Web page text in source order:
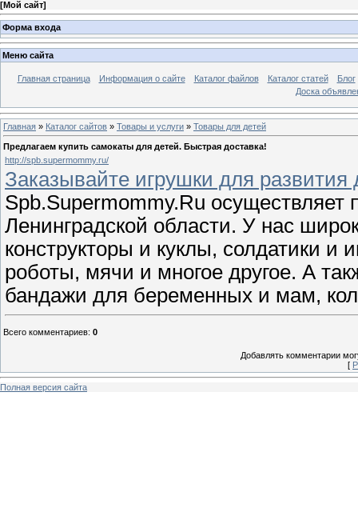
[Мой сайт]
Форма входа
Меню сайта
Главная страница Информация о сайте Каталог файлов Каталог статей
Блог
Доска
Главная » Каталог сайтов » Товары и услуги » Товары для детей
Предлагаем купить самокаты для детей. Быстрая доставка!
http://spb.supermommy.ru/
Заказывайте игрушки для развития
Spb.Supermommy.Ru
Ленинградской области. У нас
конструкторы и куклы, солдатики
роботы, мячи и многое другое. А
бандажи для беременных и мам,
Всего комментариев: 0
Добавлять комментарии
[
Полная версия сайта